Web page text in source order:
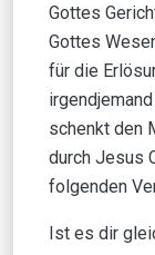
Gottes
Gottes
für die
schenkt den
durch Jesus
folgenden
Ist es dir